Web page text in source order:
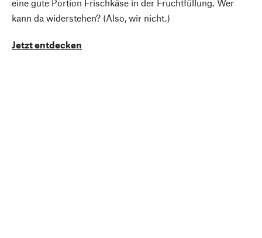
eine gute Portion Frischkäse in der Fruchtfüllung. Wer
kann da widerstehen? (Also, wir nicht.)
Jetzt entdecken